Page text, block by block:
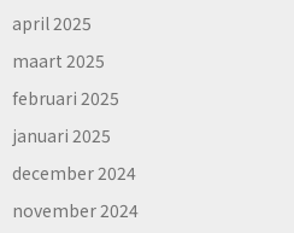
april 2025
maart 2025
februari 2025
januari 2025
december 2024
november 2024